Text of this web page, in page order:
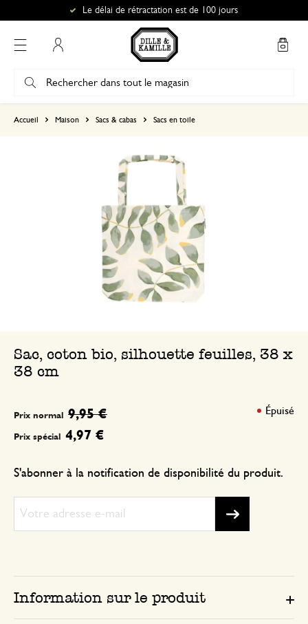
Le délai de rétractation est de 100 jours
Accueil Maison Sacs & cabas Sacs en toile
Sac, coton bio, silhouette feuilles, 38 x
38 cm
Prix spécial 4,97 €
Prix normal 9,95 €
S'abonner à la notification de disponibilité du produit.
Épuisé
Information sur le produit